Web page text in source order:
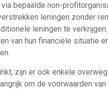
bepaalde non-
leningen zonder
leningen te
van hun financiële situatie
zijn er ook enkele
om de voorwaarden